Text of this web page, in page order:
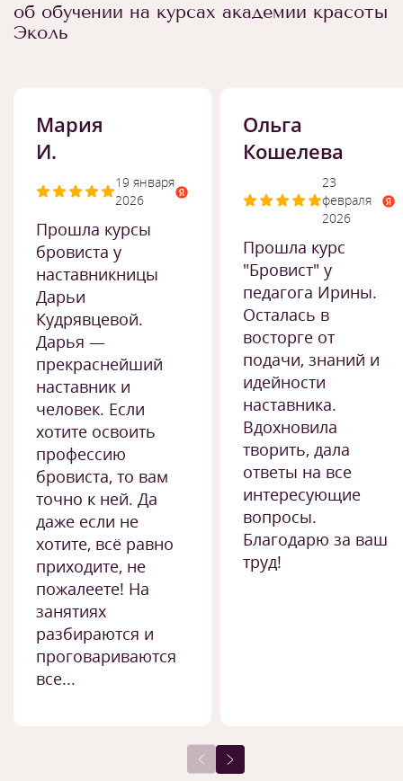
об обучении на курсах академии красоты
Эколь
Мария
И.
19 января
2026
Прошла курсы
бровиста у
наставникницы
Дарьи
Кудрявцевой.
Дарья —
прекраснейший
наставник и
человек. Если
хотите освоить
профессию
бровиста, то вам
точно к ней. Да
даже если не
хотите, всё равно
приходите, не
пожалеете! На
занятиях
разбираются и
проговариваются
все...
Ольга
Кошелева
23
февраля
2026
Прошла курс
"Бровист" у
педагога Ирины.
Осталась в
восторге от
подачи, знаний и
идейности
наставника.
Вдохновила
творить, дала
ответы на все
интересующие
вопросы.
Благодарю за ваш
труд!